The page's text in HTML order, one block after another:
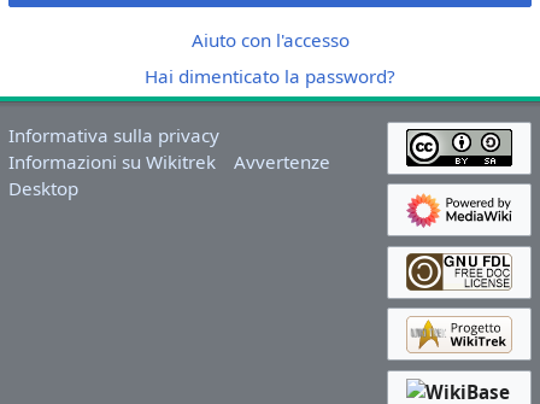
Aiuto con l'accesso
Hai dimenticato la password?
Informativa sulla privacy
Informazioni su Wikitrek
Avvertenze
Desktop